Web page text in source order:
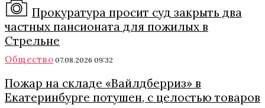
Прокуратура просит суд закрыть два
частных пансионата для пожилых в
Стрельне
Общество 07.08.2026 09:32
Пожар на складе «Вайлдберриз» в
Екатеринбурге потушен, с целостью товаров